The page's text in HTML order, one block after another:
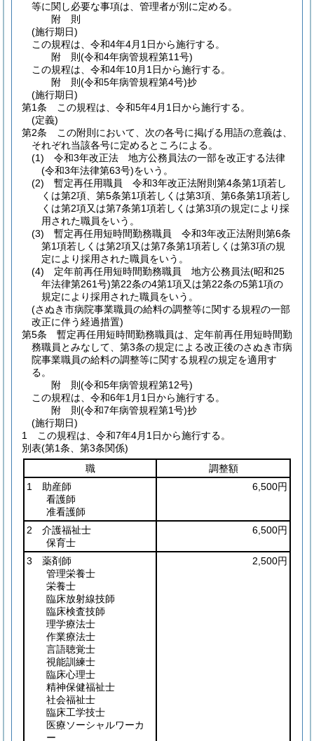
等に関し必要な事項は、管理者が別に定める。
附 則
(施行期日)
この規程は、令和4年4月1日から施行する。
附 則(令和4年病管規程第11号)
この規程は、令和4年10月1日から施行する。
附 則(令和5年病管規程第4号)抄
(施行期日)
第1条
この規程は、令和5年4月1日から施行する。
(定義)
第2条
この附則において、次の各号に掲げる用語の意義は、
それぞれ当該各号に定めるところによる。
(1)
令和3年改正法 地方公務員法の一部を改正する法律
(令和3年法律第63号)をいう。
(2)
暫定再任用職員 令和3年改正法附則第4条第1項若し
くは第2項、第5条第1項若しくは第3項、第6条第1項若し
くは第2項又は第7条第1項若しくは第3項の規定により採
用された職員をいう。
(3)
暫定再任用短時間勤務職員 令和3年改正法附則第6条
第1項若しくは第2項又は第7条第1項若しくは第3項の規
定により採用された職員をいう。
(4)
定年前再任用短時間勤務職員 地方公務員法(昭和25
年法律第261号)第22条の4第1項又は第22条の5第1項の
規定により採用された職員をいう。
(さぬき市病院事業職員の給料の調整等に関する規程の一部
改正に伴う経過措置)
第5条
暫定再任用短時間勤務職員は、定年前再任用短時間勤
務職員とみなして、第3条の規定による改正後のさぬき市病
院事業職員の給料の調整等に関する規程の規定を適用す
る。
附 則(令和5年病管規程第12号)
この規程は、令和6年1月1日から施行する。
附 則(令和7年病管規程第1号)抄
(施行期日)
1
この規程は、令和7年4月1日から施行する。
別表(第1条、第3条関係)
職
調整額
1 助産師
看護師
准看護師
6,500円
2 介護福祉士
保育士
6,500円
3 薬剤師
管理栄養士
栄養士
臨床放射線技師
臨床検査技師
理学療法士
作業療法士
言語聴覚士
視能訓練士
臨床心理士
精神保健福祉士
社会福祉士
臨床工学技士
医療ソーシャルワーカ
ー
2,500円